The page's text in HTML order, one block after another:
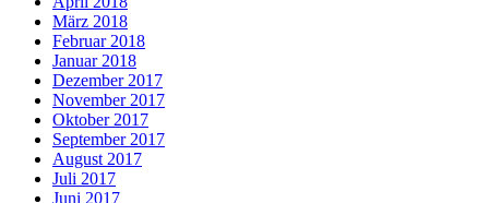
März 2018
Februar 2018
Januar 2018
Dezember 2017
November 2017
Oktober 2017
September 2017
August 2017
Juli 2017
Juni 2017